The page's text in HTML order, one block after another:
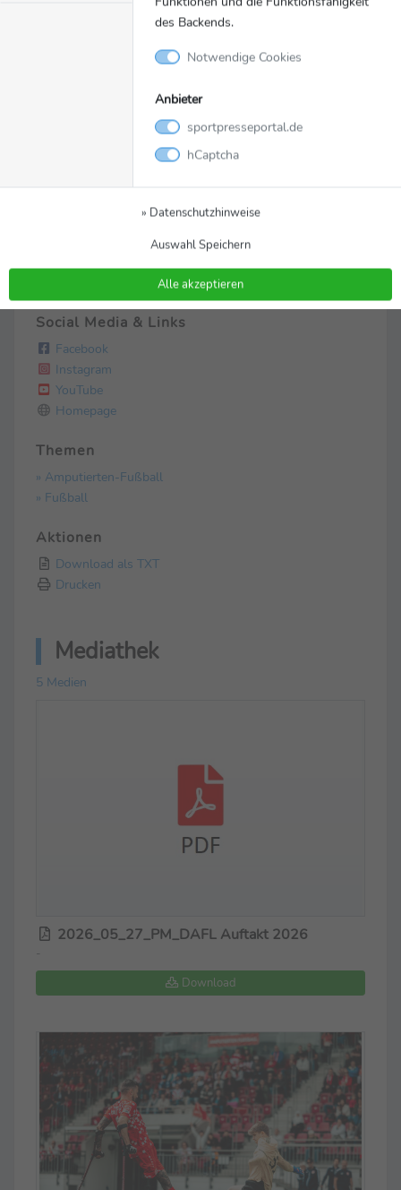
c.heintz@amputierten-fussball.de
Social Media & Links
Facebook
Instagram
YouTube
Homepage
Themen
» Amputierten-Fußball
» Fußball
Aktionen
Download als TXT
Drucken
Mediathek
5 Medien
2026_05_27_PM_DAFL Auftakt 2026
-
Download
des Backends.
Notwendige Cookies
Anbieter
sportpresseportal.de
hCaptcha
» Datenschutzhinweise
Auswahl Speichern
Alle akzeptieren